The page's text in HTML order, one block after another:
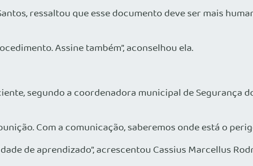
ressaltou que esse documento deve ser mais
Assine também”, aconselhou ela.
segundo a coordenadora municipal de Segurança
Com a comunicação, saberemos onde está o
de aprendizado”, acrescentou Cassius Marcellus